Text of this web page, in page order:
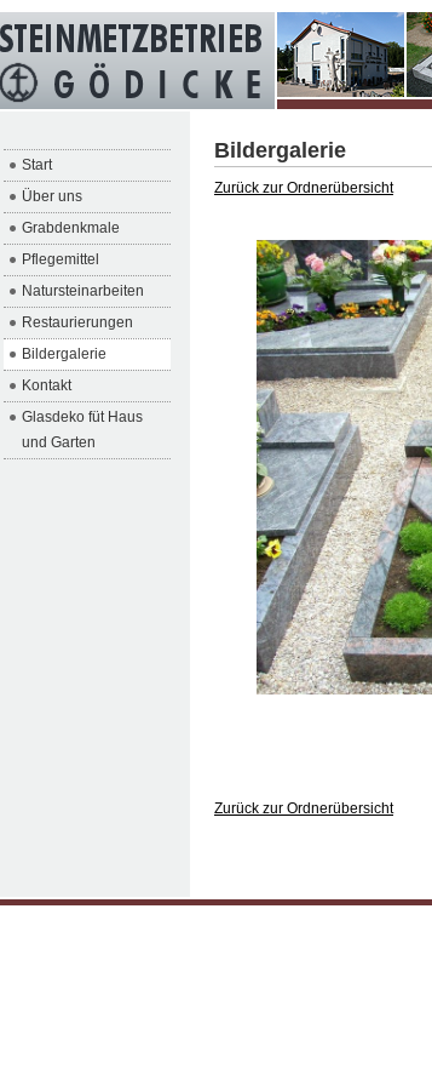
Start
Über uns
Grabdenkmale
Pflegemittel
Natursteinarbeiten
Restaurierungen
Bildergalerie
Kontakt
Glasdeko füt Haus
und Garten
Bildergalerie
Zurück zur Ordnerübersicht
Zurück zur Ordnerübersicht